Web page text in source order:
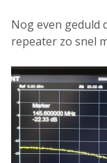
Nog even geduld
repeater zo snel